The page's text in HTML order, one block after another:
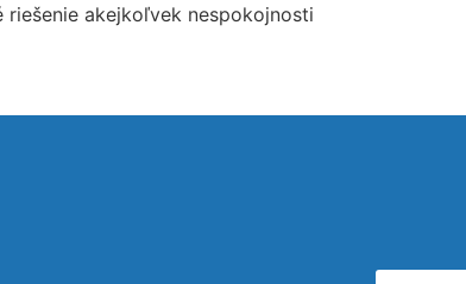
riešenie akejkoľvek nespokojnosti